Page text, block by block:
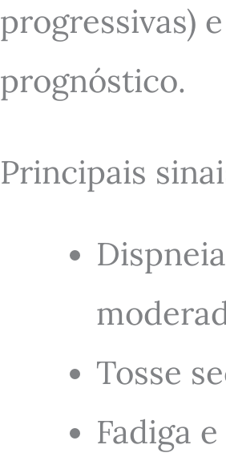
progressivas)
prognóstico.
Principais
Tosse
Fadiga